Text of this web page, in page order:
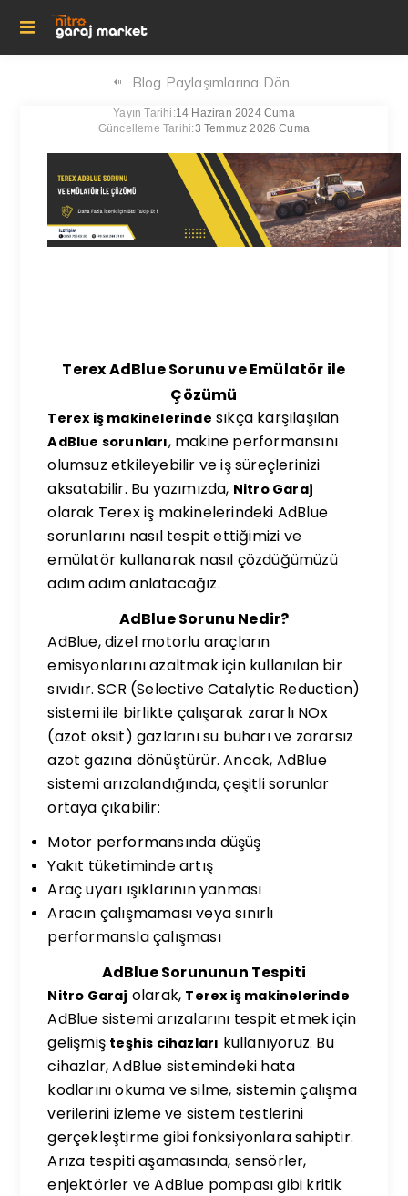
Blog Paylaşımlarına Dön
Yayın Tarihi:14 Haziran 2024 Cuma
Güncelleme Tarihi:3 Temmuz 2026 Cuma
Terex AdBlue Sorunu ve Emülatör ile
Çözümü
Terex iş makinelerinde sıkça karşılaşılan
AdBlue sorunları, makine performansını
olumsuz etkileyebilir ve iş süreçlerinizi
aksatabilir. Bu yazımızda, Nitro Garaj
olarak Terex iş makinelerindeki AdBlue
sorunlarını nasıl tespit ettiğimizi ve
emülatör kullanarak nasıl çözdüğümüzü
adım adım anlatacağız.
AdBlue Sorunu Nedir?
AdBlue, dizel motorlu araçların
emisyonlarını azaltmak için kullanılan bir
sıvıdır. SCR (Selective Catalytic Reduction)
sistemi ile birlikte çalışarak zararlı NOx
(azot oksit) gazlarını su buharı ve zararsız
azot gazına dönüştürür. Ancak, AdBlue
sistemi arızalandığında, çeşitli sorunlar
ortaya çıkabilir:
Motor performansında düşüş
Yakıt tüketiminde artış
Araç uyarı ışıklarının yanması
Aracın çalışmaması veya sınırlı
performansla çalışması
AdBlue Sorununun Tespiti
Nitro Garaj olarak, Terex iş makinelerinde
AdBlue sistemi arızalarını tespit etmek için
gelişmiş teşhis cihazları kullanıyoruz. Bu
cihazlar, AdBlue sistemindeki hata
kodlarını okuma ve silme, sistemin çalışma
verilerini izleme ve sistem testlerini
gerçekleştirme gibi fonksiyonlara sahiptir.
Arıza tespiti aşamasında, sensörler,
enjektörler ve AdBlue pompası gibi kritik